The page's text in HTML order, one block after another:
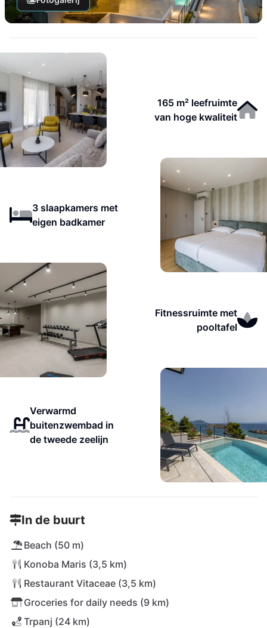
165 m² leefruimte
van hoge kwaliteit
3 slaapkamers met
eigen badkamer
Fitnessruimte met
pooltafel
Verwarmd
buitenzwembad in
de tweede zeelijn
In de buurt
Beach (50 m)
Konoba Maris (3,5 km)
Restaurant Vitaceae (3,5 km)
Groceries for daily needs (9 km)
Trpanj (24 km)